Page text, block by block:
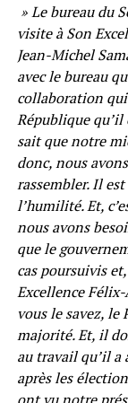
» Le bureau du
visite à Son
Jean-Michel
avec le bureau
collaboration
République
sait que notre
donc, nous
rassembler. Il
l’humilité. Et,
nous avons
que le
cas poursuivis
Excellence
vous le savez, le
majorité. Et, il
au travail qu’il a
après les